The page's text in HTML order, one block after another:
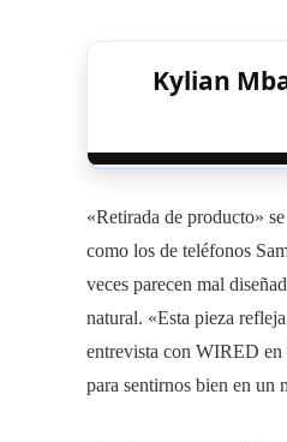
Kylian
«Retirada de producto»
como los de teléfonos
veces parecen mal
natural. «Esta pieza
entrevista con WIRED en
para sentirnos bien en un